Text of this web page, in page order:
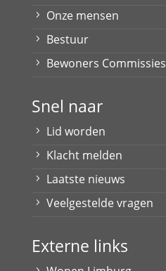
Onze mensen
Bestuur
Bewoners Commissies
Snel naar
Lid worden
Klacht melden
Laatste nieuws
Veelgestelde vragen
Externe links